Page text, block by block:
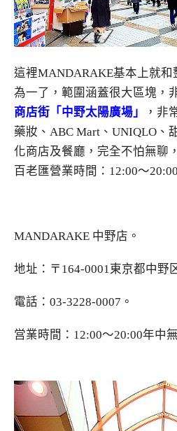
這裡MANDARAKE基本上就和
為一了，範圍涵蓋很大區塊，
商店街「中野太陽廣場」
，非
藥妝、ABC Mart、UNIQLO、
化商店及餐廳，完全不怕無聊
百老匯營業時間：12:00～20:00
MANDARAKE 中野店。
地址：〒164-0001東京都中野
電話：03-3228-0007。
営業時間：12:00～20:00年中